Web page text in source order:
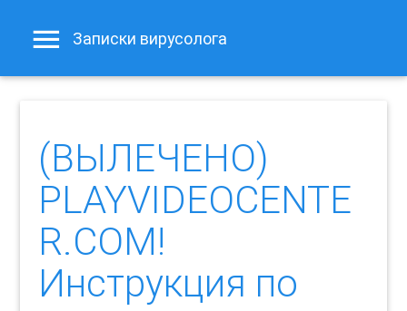
Записки вирусолога
(ВЫЛЕЧЕНО)
PLAYVIDEOCENTE
R.COM!
Инструкция по